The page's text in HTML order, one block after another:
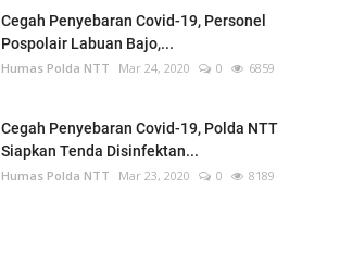
Cegah Penyebaran Covid-19, Personel
Pospolair Labuan Bajo,...
Humas Polda NTT Mar 24, 2020 0 6859
Cegah Penyebaran Covid-19, Polda NTT
Siapkan Tenda Disinfektan...
Humas Polda NTT Mar 23, 2020 0 8189